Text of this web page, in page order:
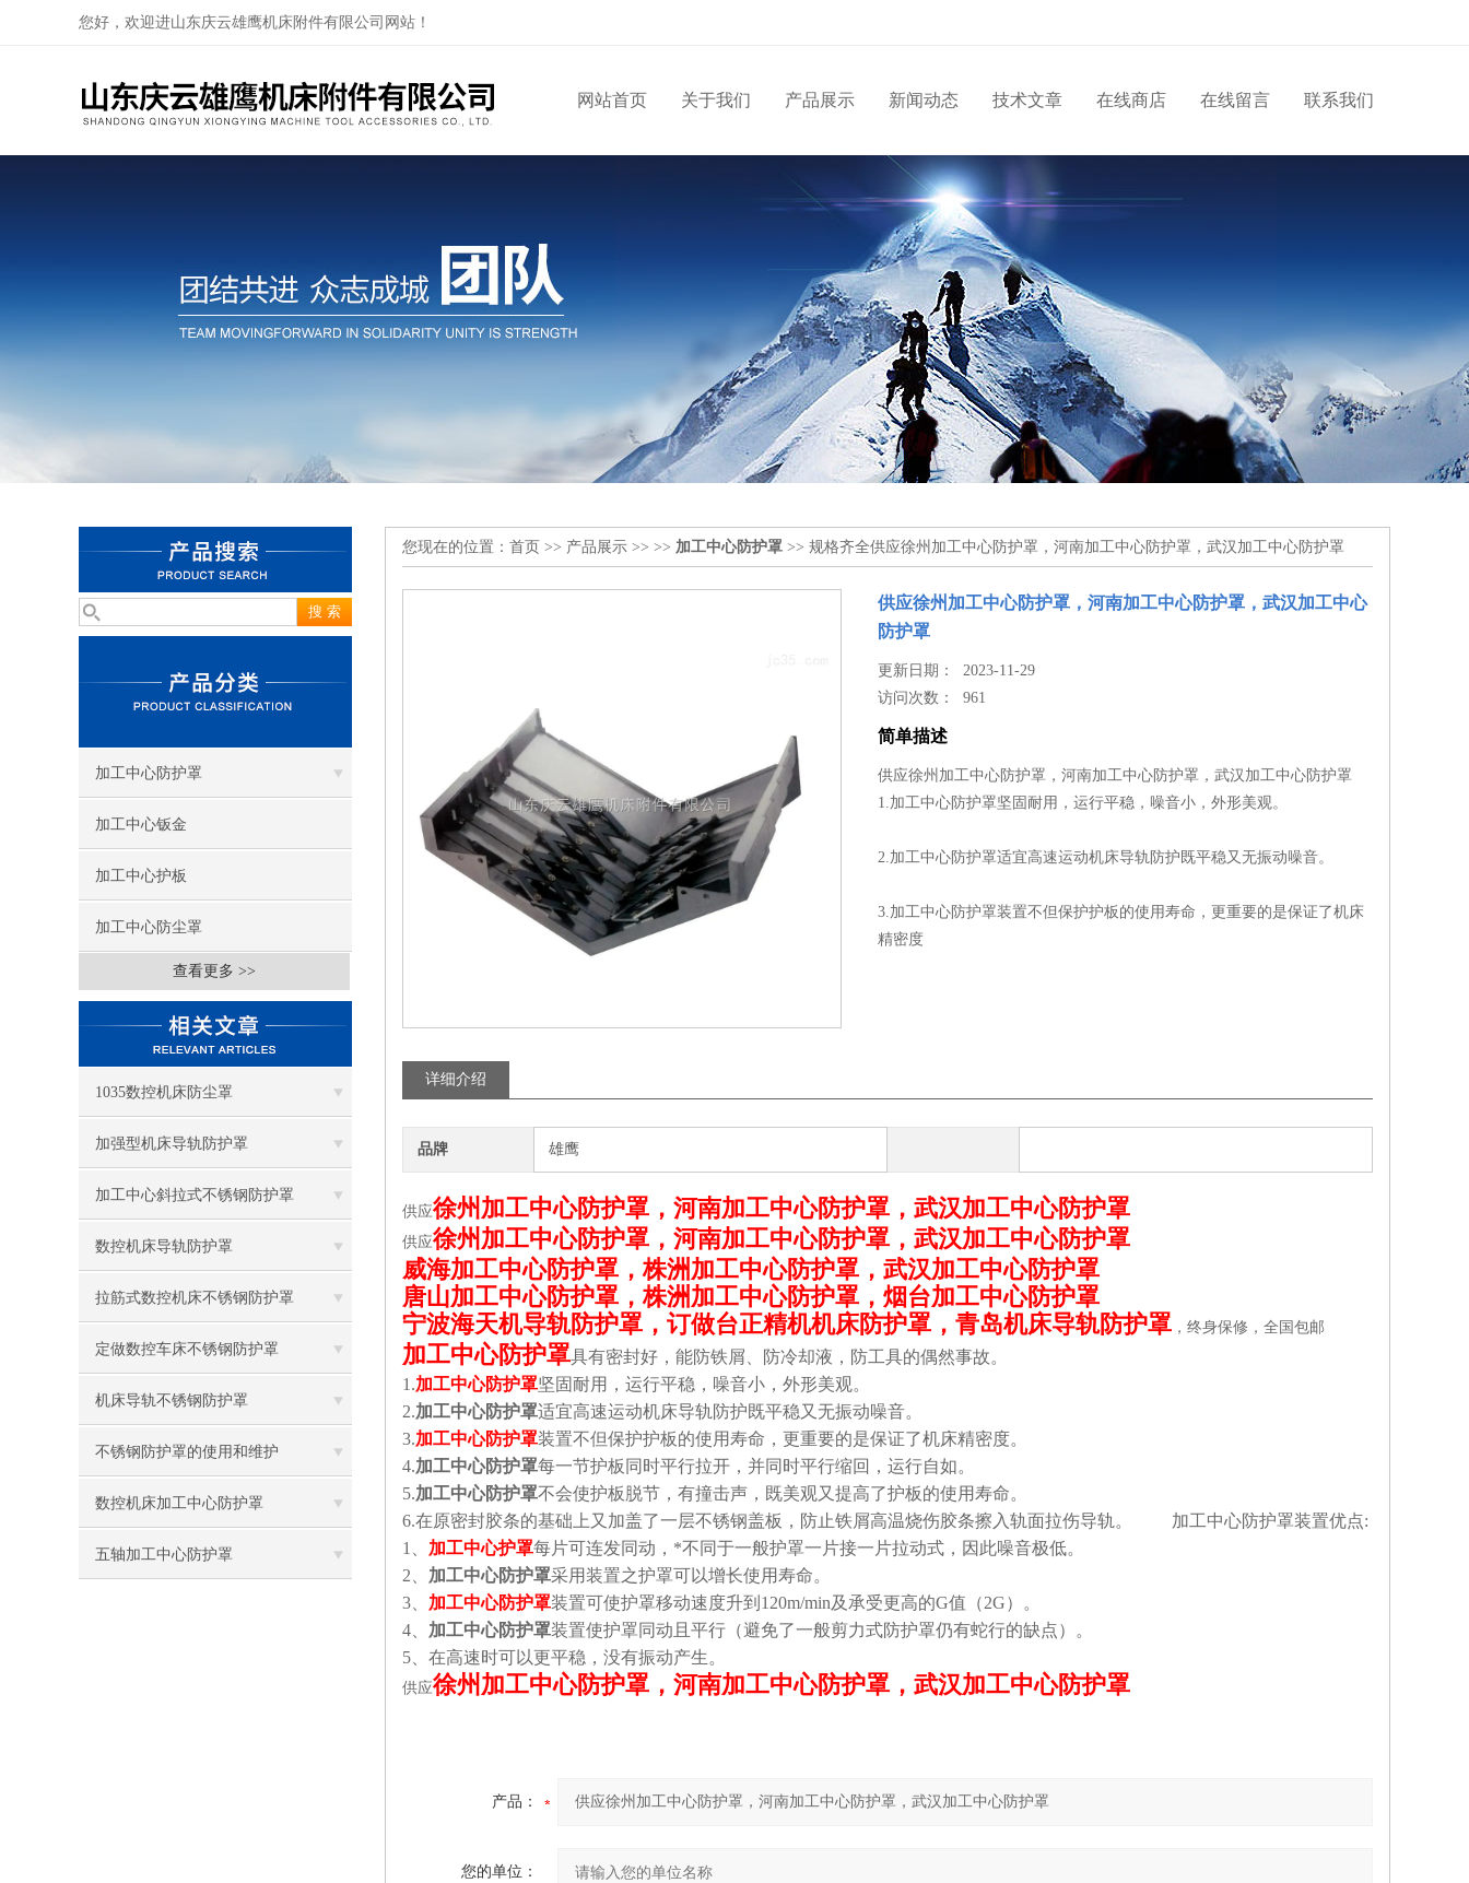
您好，欢迎进山东庆云雄鹰机床附件有限公司网站！
网站首页 关于我们 产品展示 新闻动态 技术文章 在线商店 在线留言 联系我们
加工中心防护罩
加工中心钣金
加工中心护板
加工中心防尘罩
查看更多 >>
1035数控机床防尘罩
加强型机床导轨防护罩
加工中心斜拉式不锈钢防护罩
数控机床导轨防护罩
拉筋式数控机床不锈钢防护罩
定做数控车床不锈钢防护罩
机床导轨不锈钢防护罩
不锈钢防护罩的使用和维护
数控机床加工中心防护罩
五轴加工中心防护罩
您现在的位置： 首页 >> 产品展示 >> >> 加工中心防护罩 >> 规格齐全供应徐州加工中心防护罩，河南加工中心防护罩，武汉加工中心防护罩
供应徐州加工中心防护罩，河南加工中心防护罩，武汉加工中心
防护罩
更新日期： 2023-11-29
访问次数：961
简单描述
供应徐州加工中心防护罩，河南加工中心防护罩，武汉加工中心防护罩
1.加工中心防护罩坚固耐用，运行平稳，噪音小，外形美观。
2.加工中心防护罩适宜高速运动机床导轨防护既平稳又无振动噪音。
3.加工中心防护罩装置不但保护护板的使用寿命，更重要的是保证了机床
精密度
详细介绍
品牌 雄鹰
供应徐州加工中心防护罩，河南加工中心防护罩，武汉加工中心防护罩
供应徐州加工中心防护罩，河南加工中心防护罩，武汉加工中心防护罩
威海加工中心防护罩，株洲加工中心防护罩，武汉加工中心防护罩
唐山加工中心防护罩，株洲加工中心防护罩，烟台加工中心防护罩
宁波海天机导轨防护罩，订做台正精机机床防护罩，青岛机床导轨防护罩 ，终身保修，全国包邮
加工中心防护罩具有密封好，能防铁屑、防冷却液，防工具的偶然事故。
1.加工中心防护罩坚固耐用，运行平稳，噪音小，外形美观。
2.加工中心防护罩适宜高速运动机床导轨防护既平稳又无振动噪音。
3.加工中心防护罩装置不但保护护板的使用寿命，更重要的是保证了机床精密度。
4.加工中心防护罩每一节护板同时平行拉开，并同时平行缩回，运行自如。
5.加工中心防护罩不会使护板脱节，有撞击声，既美观又提高了护板的使用寿命。
6.在原密封胶条的基础上又加盖了一层不锈钢盖板，防止铁屑高温烧伤胶条擦入轨面拉伤导轨。 加工中心防护罩装置优点:
1
加工中心护罩每片可连发同动，*不同于一般护罩一片接一片拉动式，因此噪音极低。
2
加工中心防护罩采用装置之护罩可以增长使用寿命。
3
加工中心防护罩装置可使护罩移动速度升到120m/min及承受更高的G值（2G）。
4
加工中心防护罩装置使护罩同动且平行（避免了一般剪力式防护罩仍有蛇行的缺点）。
5 、在高速时可以更平稳，没有振动产生。
供应徐州加工中心防护罩，河南加工中心防护罩，武汉加工中心防护罩
产品：
您的单位：